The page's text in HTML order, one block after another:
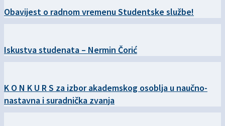
Obavijest o radnom vremenu Studentske službe!
Iskustva studenata – Nermin Čorić
K O N K U R S za izbor akademskog osoblja u naučno-
nastavna i suradnička zvanja